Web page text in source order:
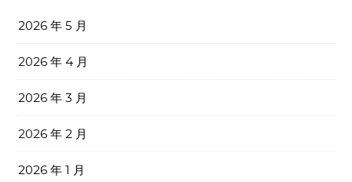
2026 年 5 月
2026 年 4 月
2026 年 3 月
2026 年 2 月
2026 年 1 月